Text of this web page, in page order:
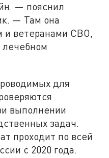
— пояснил
— Там она
и ветеранами СВО,
для
выполнении
задач.
проходит по всей
с 2020 года.